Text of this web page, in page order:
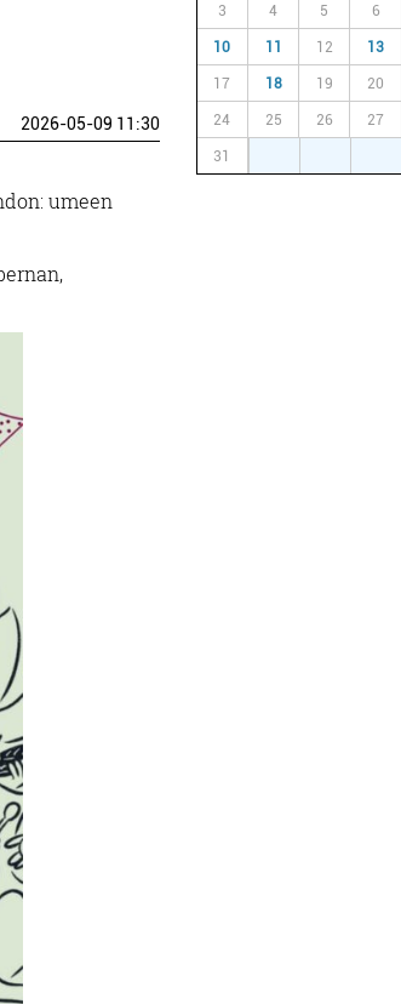
2026-05-09 11:30
umeen
3 4 5 6
10 11 12 13
17 18 19 20
24 25 26 27
31